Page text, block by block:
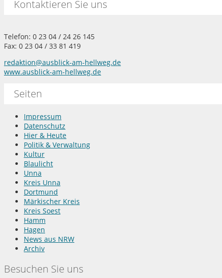
Kontaktieren Sie uns
Telefon: 0 23 04 / 24 26 145
Fax: 0 23 04 / 33 81 419
redaktion@ausblick-am-hellweg.de
www.ausblick-am-hellweg.de
Seiten
Impressum
Datenschutz
Hier & Heute
Politik & Verwaltung
Kultur
Blaulicht
Unna
Kreis Unna
Dortmund
Märkischer Kreis
Kreis Soest
Hamm
Hagen
News aus NRW
Archiv
Besuchen Sie uns